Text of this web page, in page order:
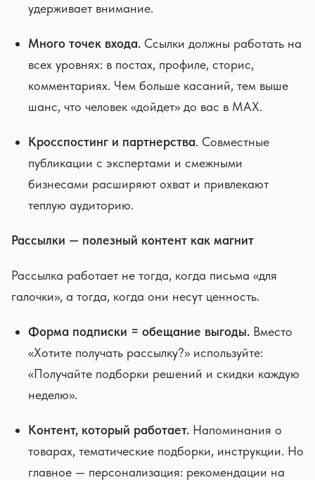
удерживает внимание.
Много точек входа. Ссылки должны работать на
всех уровнях: в постах, профиле, сторис,
комментариях. Чем больше касаний, тем выше
шанс, что человек «дойдет» до вас в MAX.
Кросспостинг и партнерства. Совместные
публикации с экспертами и смежными
бизнесами расширяют охват и привлекают
теплую аудиторию.
Рассылки — полезный контент как магнит
Рассылка работает не тогда, когда письма «для
галочки», а тогда, когда они несут ценность.
Форма подписки = обещание выгоды. Вместо
«Хотите получать рассылку?» используйте:
«Получайте подборки решений и скидки каждую
неделю».
Контент, который работает. Напоминания о
товарах, тематические подборки, инструкции. Но
главное — персонализация: рекомендации на